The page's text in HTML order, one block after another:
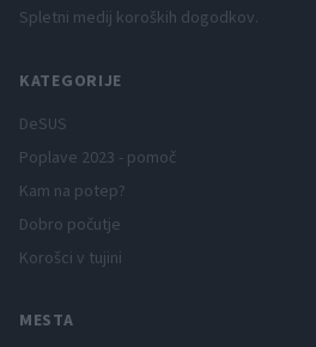
Spletni medij koroških dogodkov.
KATEGORIJE
DeSUS
Poplave 2023 - pomoč
Kam na potep?
Dobro počutje
Korošci v tujini
MESTA